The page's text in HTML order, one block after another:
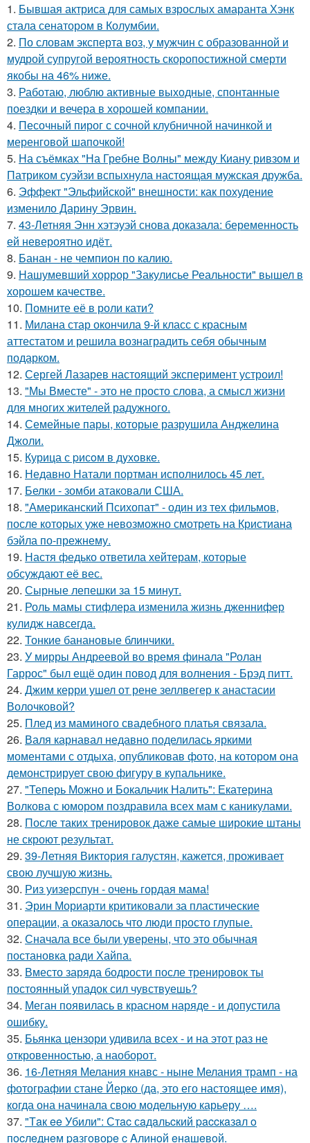
1. Бывшая актриса для самых взрослых амаранта Хэнк
стала сенатором в Колумбии.
2. По словам эксперта воз, у мужчин с образованной и
мудрой супругой вероятность скоропостижной смерти
якобы на 46% ниже.
3. Работаю, люблю активные выходные, спонтанные
поездки и вечера в хорошей компании.
4. Песочный пирог с сочной клубничной начинкой и
меренговой шапочкой!
5. На съёмках "На Гребне Волны" между Киану ривзом и
Патриком суэйзи вспыхнула настоящая мужская дружба.
6. Эффект "Эльфийской" внешности: как похудение
изменило Дарину Эрвин.
7. 43-Летняя Энн хэтэуэй снова доказала: беременность
ей невероятно идёт.
8. Банан - не чемпион по калию.
9. Нашумевший хоррор "Закулисье Реальности" вышел в
хорошем качестве.
10. Помните её в роли кати?
11. Милана стар окончила 9-й класс с красным
аттестатом и решила вознаградить себя обычным
подарком.
12. Сергей Лазарев настоящий эксперимент устроил!
13. "Мы Вместе" - это не просто слова, а смысл жизни
для многих жителей радужного.
14. Семейные пары, которые разрушила Анджелина
Джоли.
15. Курица с pисoм в дyхoвке.
16. Недавно Натали портман исполнилось 45 лет.
17. Белки - зомби атаковали США.
18. "Американский Психопат" - один из тех фильмов,
после которых уже невозможно смотреть на Кристиана
бэйла по-прежнему.
19. Настя федько ответила хейтерам, которые
обсуждают её вес.
20. Сырные лепешки за 15 минут.
21. Роль мамы стифлера изменила жизнь дженнифер
кулидж навсегда.
22. Тонкие банановые блинчики.
23. У мирры Андреевой во время финала "Ролан
Гаррос" был ещё один повод для волнения - Брэд питт.
24. Джим керри ушел от рене зеллвегер к анастасии
Волочковой?
25. Плед из маминого свадебного платья связала.
26. Валя карнавал недавно поделилась яркими
моментами с отдыха, опубликовав фото, на котором она
демонстрирует свою фигуру в купальнике.
27. "Теперь Можно и Бокальчик Налить": Екатерина
Волкова с юмором поздравила всех мам с каникулами.
28. После таких тренировок даже самые широкие штаны
не скроют результат.
29. 39-Летняя Виктория галустян, кажется, проживает
свою лучшую жизнь.
30. Риз уизерспун - очень гордая мама!
31. Эрин Мориарти критиковали за пластические
операции, а оказалось что люди просто глупые.
32. Сначала все были уверены, что это обычная
постановка ради Хайпа.
33. Вместо заряда бодрости после тренировок ты
постоянный упадок сил чувствуешь?
34. Меган появилась в красном наряде - и допустила
ошибку.
35. Бьянка цензори удивила всех - и на этот раз не
откровенностью, а наоборот.
36. 16-Летняя Мелания кнавс - ныне Мелания трамп - на
фотографии стане Йерко (да, это его настоящее имя),
когда она начинала свою модельную карьеру ….
37. "Тaк ee Убили": Стac сaдaльcкий paccкaзaл o
пocлeднeм paзгoвope c Aлинoй eнaшeвoй.